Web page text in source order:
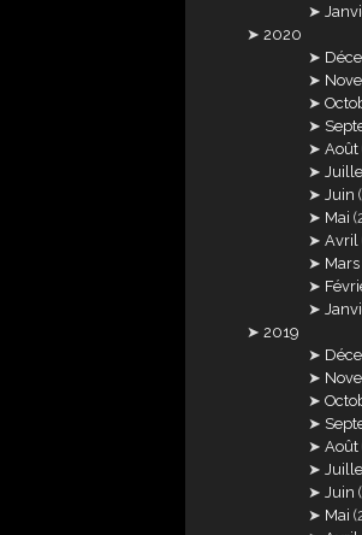
2020
Août
Juin
Mai
Avril
Mars
2019
Août
Juin
Mai